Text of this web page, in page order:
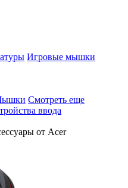
Игровые мышки
Смотреть еще
ввода
от Acer